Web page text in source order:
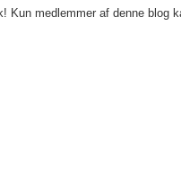
Kun medlemmer af denne blog